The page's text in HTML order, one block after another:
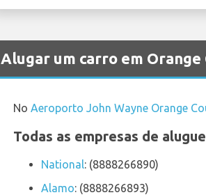
Alugar um carro em
No Aeroporto John Wayne Orange
Todas as empresas de
National: (8888266890)
Alamo: (8888266893)